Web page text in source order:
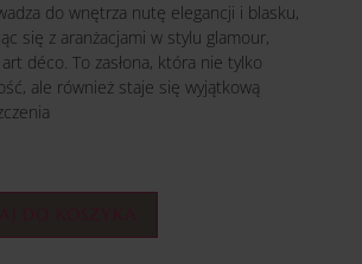
do wnętrza nutę elegancji i blasku,
się z aranżacjami w stylu glamour,
déco. To zasłona, która nie tylko
ale również staje się wyjątkową